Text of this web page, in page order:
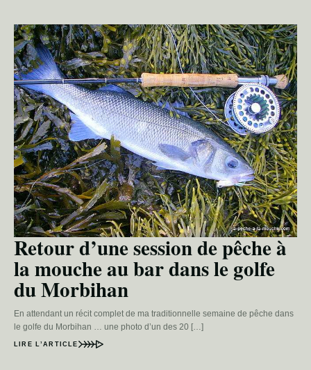
Retour d’une session de pêche à
la mouche au bar dans le golfe
du Morbihan
En attendant un récit complet de ma traditionnelle semaine de pêche dans
le golfe du Morbihan … une photo d’un des 20 […]
LIRE L’ARTICLE